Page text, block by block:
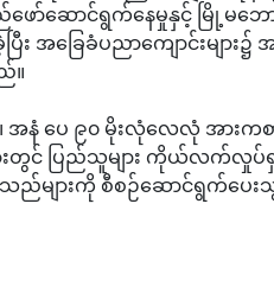
ည်ဖော်ဆောင်ရွက်နေမှုနှင့် မြို့မဘ
အခြေခံပညာကျောင်းများ၌
။
၊ အနံ ပေ ၉၀ မိုးလုံလေလုံ အား
းတွင် ပြည်သူများ ကိုယ်လက်လှုပ်ရှာ
များကို စီစဉ်ဆောင်ရွက်ပေးသွာ